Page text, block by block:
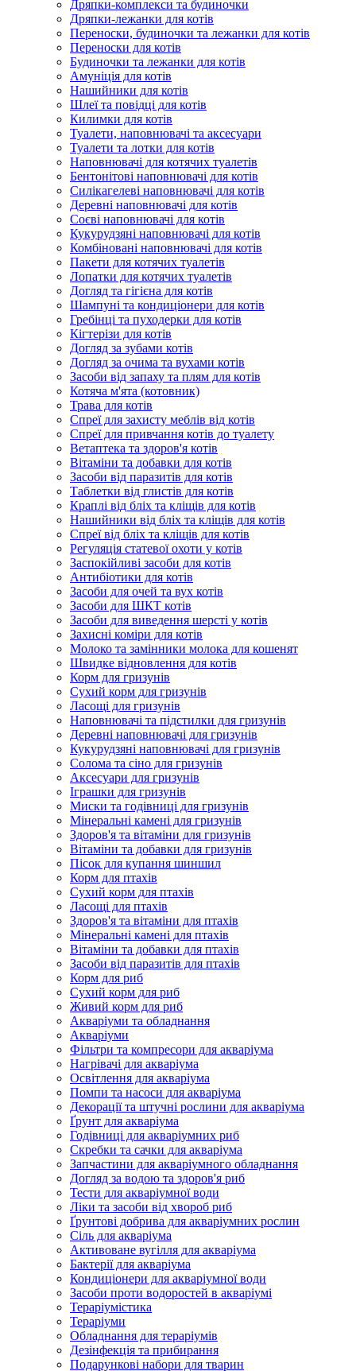
Дряпки-комплекси та будиночки
Дряпки-лежанки для котів
Переноски, будиночки та лежанки для котів
Переноски для котів
Будиночки та лежанки для котів
Амуніція для котів
Нашийники для котів
Шлеї та повідці для котів
Килимки для котів
Туалети, наповнювачі та аксесуари
Туалети та лотки для котів
Наповнювачі для котячих туалетів
Бентонітові наповнювачі для котів
Силікагелеві наповнювачі для котів
Деревні наповнювачі для котів
Соєві наповнювачі для котів
Кукурудзяні наповнювачі для котів
Комбіновані наповнювачі для котів
Пакети для котячих туалетів
Лопатки для котячих туалетів
Догляд та гігієна для котів
Шампуні та кондиціонери для котів
Гребінці та пуходерки для котів
Кігтерізи для котів
Догляд за зубами котів
Догляд за очима та вухами котів
Засоби від запаху та плям для котів
Котяча м'ята (котовник)
Трава для котів
Спреї для захисту меблів від котів
Спреї для привчання котів до туалету
Ветаптека та здоров'я котів
Вітаміни та добавки для котів
Засоби від паразитів для котів
Таблетки від глистів для котів
Краплі від бліх та кліщів для котів
Нашийники від бліх та кліщів для котів
Спреї від бліх та кліщів для котів
Регуляція статевої охоти у котів
Заспокійливі засоби для котів
Антибіотики для котів
Засоби для очей та вух котів
Засоби для ШКТ котів
Засоби для виведення шерсті у котів
Захисні коміри для котів
Молоко та замінники молока для кошенят
Швидке відновлення для котів
Корм для гризунів
Сухий корм для гризунів
Ласощі для гризунів
Наповнювачі та підстилки для гризунів
Деревні наповнювачі для гризунів
Кукурудзяні наповнювачі для гризунів
Солома та сіно для гризунів
Аксесуари для гризунів
Іграшки для гризунів
Миски та годівниці для гризунів
Мінеральні камені для гризунів
Здоров'я та вітаміни для гризунів
Вітаміни та добавки для гризунів
Пісок для купання шиншил
Корм для птахів
Сухий корм для птахів
Ласощі для птахів
Здоров'я та вітаміни для птахів
Мінеральні камені для птахів
Вітаміни та добавки для птахів
Засоби від паразитів для птахів
Корм для риб
Сухий корм для риб
Живий корм для риб
Акваріуми та обладнання
Акваріуми
Фільтри та компресори для акваріума
Нагрівачі для акваріума
Освітлення для акваріума
Помпи та насоси для акваріума
Декорації та штучні рослини для акваріума
Ґрунт для акваріума
Годівниці для акваріумних риб
Скребки та сачки для акваріума
Запчастини для акваріумного обладнання
Догляд за водою та здоров'я риб
Тести для акваріумної води
Ліки та засоби від хвороб риб
Ґрунтові добрива для акваріумних рослин
Сіль для акваріума
Активоване вугілля для акваріума
Бактерії для акваріума
Кондиціонери для акваріумної води
Засоби проти водоростей в акваріумі
Тераріумістика
Тераріуми
Обладнання для тераріумів
Дезінфекція та прибирання
Подарункові набори для тварин